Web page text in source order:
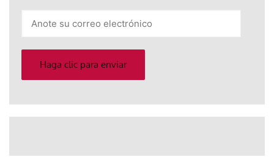
electrónico
Haga clic para enviar